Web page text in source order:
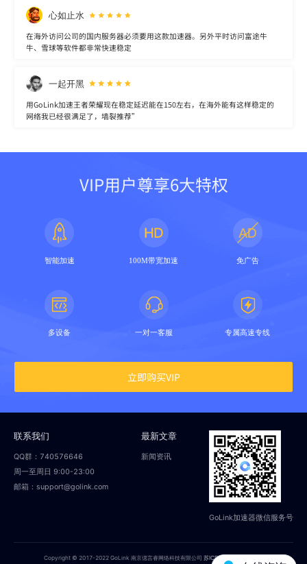
心如止水
在海外访问公司的国内服务器必须要用这款加速器。另外平时访问富途牛
牛、雪球等软件都非常快速稳定
一起开黑
用GoLink加速王者荣耀现在稳定延迟能在150左右，在海外能有这样稳定的
网络我已经很满足了，墙裂推荐”
VIP用户尊享6大特权
智能加速 100M带宽加速 免广告
多设备 一对一客服 专属高速专线
立即购买VIP
联系我们
QQ群：740576646
周一至周日 9:00-23:00
邮箱：support@golink.com
最新文章
新闻资讯
GoLink加速器微信服务号
Copyright © 2017-2022 GoLink 南京偲言睿网络科技有限公司苏ICP备18014251号-2